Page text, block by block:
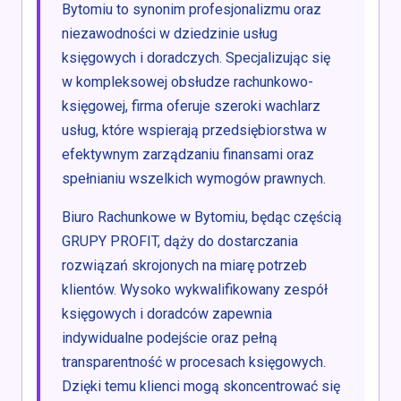
Bytomiu to synonim profesjonalizmu oraz
niezawodności w dziedzinie usług
księgowych i doradczych. Specjalizując się
w kompleksowej obsłudze rachunkowo-
księgowej, firma oferuje szeroki wachlarz
usług, które wspierają przedsiębiorstwa w
efektywnym zarządzaniu finansami oraz
spełnianiu wszelkich wymogów prawnych.
Biuro Rachunkowe w Bytomiu, będąc częścią
GRUPY PROFIT, dąży do dostarczania
rozwiązań skrojonych na miarę potrzeb
klientów. Wysoko wykwalifikowany zespół
księgowych i doradców zapewnia
indywidualne podejście oraz pełną
transparentność w procesach księgowych.
Dzięki temu klienci mogą skoncentrować się